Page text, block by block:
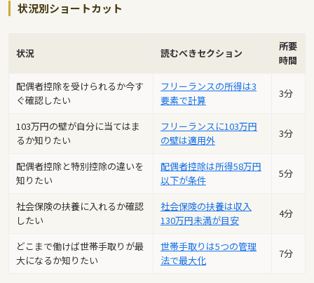
状況別ショートカット
状況 読むべきセクション
所要
時間
配偶者控除を受けられるか今す
ぐ確認したい
フリーランスの所得は3
要素で計算
3分
103万円の壁が自分に当てはま
るか知りたい
フリーランスに103万円
の壁は適用外
3分
配偶者控除と特別控除の違いを
知りたい
配偶者控除は所得58万円
以下が条件
5分
社会保険の扶養に入れるか確認
したい
社会保険の扶養は収入
130万円未満が目安
4分
どこまで働けば世帯手取りが最
大になるか知りたい
世帯手取りは5つの管理
法で最大化
7分